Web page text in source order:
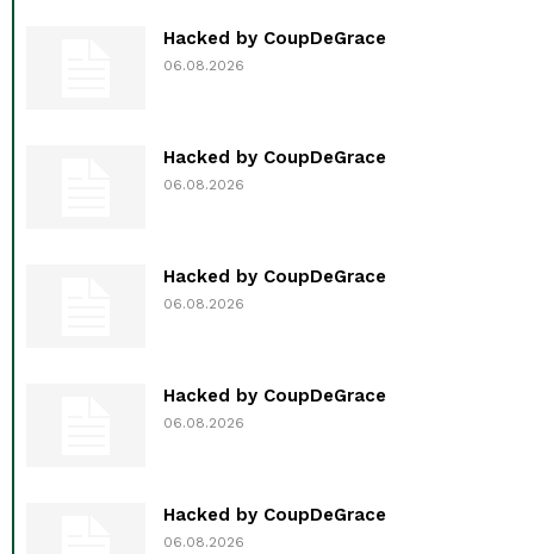
Hacked by CoupDeGrace
06.08.2026
Hacked by CoupDeGrace
06.08.2026
Hacked by CoupDeGrace
06.08.2026
Hacked by CoupDeGrace
06.08.2026
Hacked by CoupDeGrace
06.08.2026